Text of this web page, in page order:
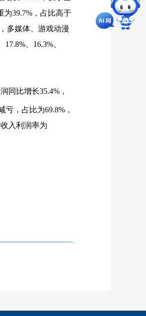
为39.7% ，占比高于
多媒体、游戏动漫
17.8% 16.3%
同比增长35.4% ，
亏，占比为69.8% ，
入利润率为